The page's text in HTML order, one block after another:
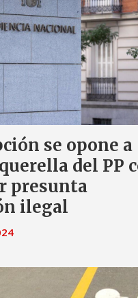
se opone a
del PP
presunta
ilegal